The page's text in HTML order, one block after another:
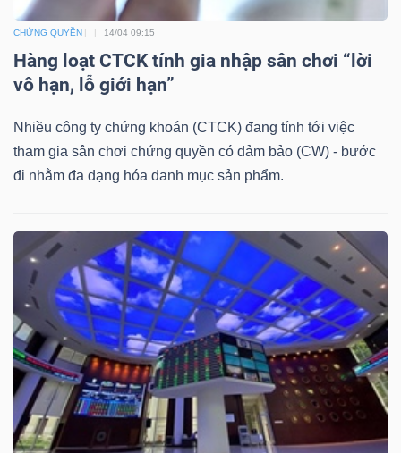
CHỨNG QUYỀN 14/04 09:15
Hàng loạt CTCK tính gia nhập sân chơi “lời
vô hạn, lỗ giới hạn”
Nhiều công ty chứng khoán (CTCK) đang tính tới việc
tham gia sân chơi chứng quyền có đảm bảo (CW) - bước
đi nhằm đa dạng hóa danh mục sản phẩm.
NGHỆ
THÔNG
TIN
DỊCH
THÔNG
TIỆN
ÍCH